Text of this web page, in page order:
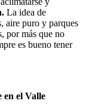
La idea de
aire puro y parques
por más que no
es bueno tener
en el Valle